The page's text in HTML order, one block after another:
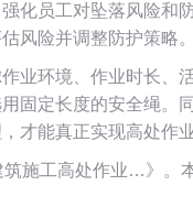
化员工对坠落风险和
风险并调整防护策略。
业环境、作业时长、
固定长度的安全绳。
才能真正实现高处作
施工高处作业…》。